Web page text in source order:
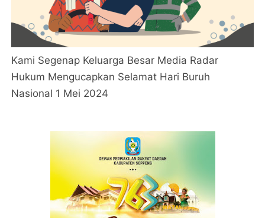
Kami Segenap Keluarga Besar Media Radar
Hukum Mengucapkan Selamat Hari Buruh
Nasional 1 Mei 2024